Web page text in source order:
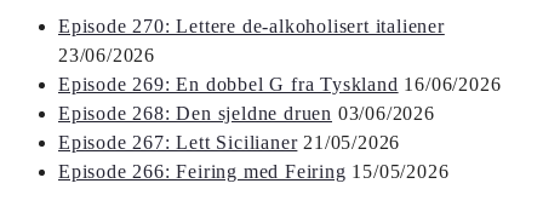
Episode 270: Lettere de-alkoholisert italiener
23/06/2026
Episode 269: En dobbel G fra Tyskland 16/06/2026
Episode 268: Den sjeldne druen 03/06/2026
Episode 267: Lett Sicilianer 21/05/2026
Episode 266: Feiring med Feiring 15/05/2026